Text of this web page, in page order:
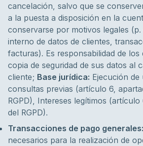
cancelación, salvo que se
a la puesta a disposición en la
conservarse por motivos legales
interno de datos de clientes,
facturas). Es responsabilidad de
copia de seguridad de sus datos al
cliente; Base jurídica: Ejecución
consultas previas (artículo 6,
RGPD), Intereses legítimos
del RGPD).
Transacciones de pago generales:
necesarios para la realización de